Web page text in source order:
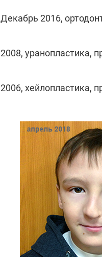
Декабрь 2016,
2008, уранопластика,
2006, хейлопластика,